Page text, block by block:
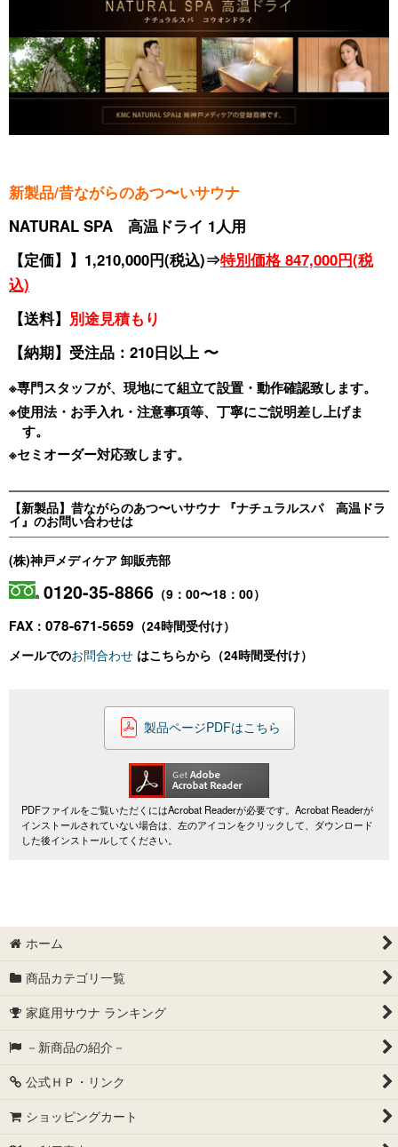
新製品/昔ながらのあつ〜いサウナ
NATURAL SPA 高温ドライ 1人用
【定価】】1,210,000円(税込)⇒特別価格 847,000円(税
込)
【送料】 別途見積もり
【納期】受注品：210日以上 〜
※専門スタッフが、現地にて組立て設置・動作確認致します。
※使用法・お手入れ・注意事項等、丁寧にご説明差し上げま
す。
※セミオーダー対応致します。
【新製品】昔ながらのあつ〜いサウナ 『ナチュラルスパ 高温ドラ
イ』のお問い合わせは
(株)神戸メディケア 卸販売部
0120-35-8866 （9：00〜18：00）
FAX： 078-671-5659 （24時間受付け）
メールでのお問合わせ はこちらから（24時間受付け）
製品ページPDFはこちら
PDFファイルをご覧いただくにはAcrobat Readerが必要です。Acrobat Readerが
インストールされていない場合は、左のアイコンをクリックして、ダウンロード
した後インストールしてください。
ホーム
商品カテゴリ一覧
家庭用サウナ ランキング
－新商品の紹介－
公式ＨＰ・リンク
ショッピングカート